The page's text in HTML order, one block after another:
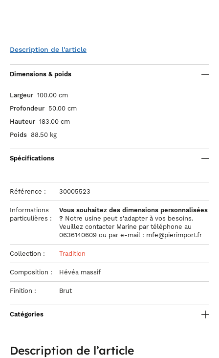
Description de l'article
Dimensions & poids
Largeur 100.00 cm
Profondeur 50.00 cm
Hauteur 183.00 cm
Poids 88.50 kg
Spécifications
Référence : 30005523
Informations
particulières :
Vous souhaitez des dimensions personnalisées
? Notre usine peut s'adapter à vos besoins.
Veuillez contacter Marine par téléphone au
0636140609 ou par e-mail : mfe@pierimport.fr
Collection : Tradition
Composition : Hévéa massif
Finition : Brut
Catégories
Description de l’article